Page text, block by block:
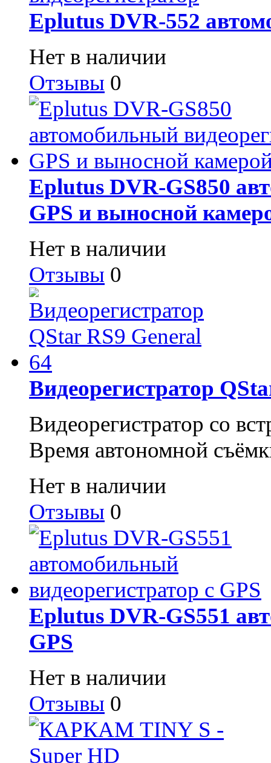
Eplutus DVR-552
Нет в наличии
Отзывы 0
Eplutus DVR-GS850
GPS и выносной
Нет в наличии
Отзывы 0
Видеорегистратор
Видеорегистратор со
Время автономной
Нет в наличии
Отзывы 0
Eplutus DVR-GS551
GPS
Нет в наличии
Отзывы 0